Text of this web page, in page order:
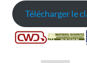
Télécharger le